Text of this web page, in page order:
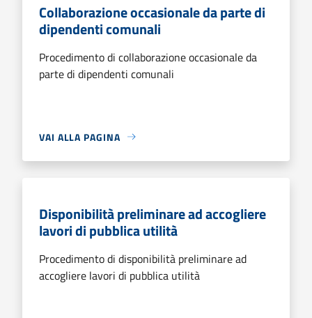
Collaborazione occasionale da parte di
dipendenti comunali
Procedimento di collaborazione occasionale da
parte di dipendenti comunali
VAI ALLA PAGINA
Disponibilità preliminare ad accogliere
lavori di pubblica utilità
Procedimento di disponibilità preliminare ad
accogliere lavori di pubblica utilità